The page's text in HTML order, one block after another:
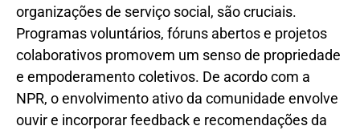
organizações de serviço social, são cruciais.
Programas voluntários, fóruns abertos e projetos
colaborativos promovem um senso de propriedade
e empoderamento coletivos. De acordo com a
NPR, o envolvimento ativo da comunidade envolve
ouvir e incorporar feedback e recomendações da